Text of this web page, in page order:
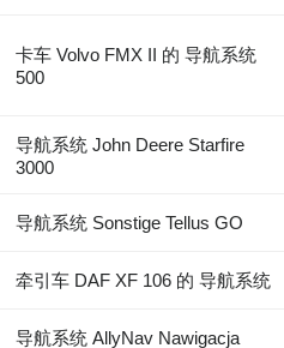
卡车 Volvo FMX II 的 导航系统
500
导航系统 John Deere Starfire
3000
导航系统 Sonstige Tellus GO
牵引车 DAF XF 106 的 导航系统
导航系统 AllyNav Nawigacja